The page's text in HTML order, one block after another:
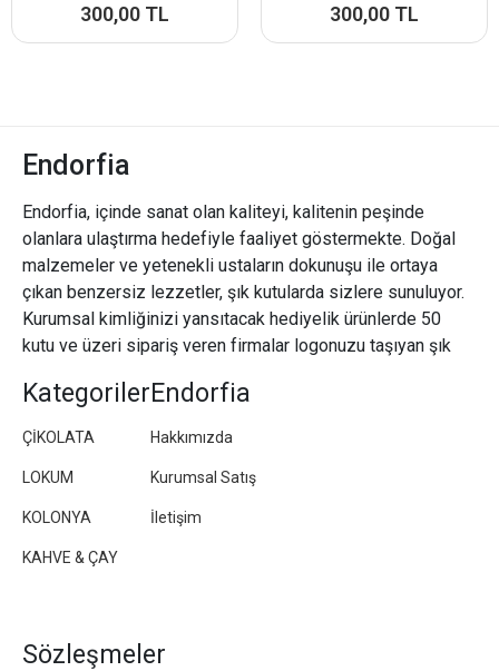
300,00 TL 300,00 TL
Endorfia
Endorfia, içinde sanat olan kaliteyi, kalitenin peşinde
olanlara ulaştırma hedefiyle faaliyet göstermekte. Doğal
malzemeler ve yetenekli ustaların dokunuşu ile ortaya
çıkan benzersiz lezzetler, şık kutularda sizlere sunuluyor.
Kurumsal kimliğinizi yansıtacak hediyelik ürünlerde 50
kutu ve üzeri sipariş veren firmalar logonuzu taşıyan şık
Kategoriler
ÇİKOLATA
LOKUM
KOLONYA
KAHVE & ÇAY
Endorfia
Hakkımızda
Kurumsal Satış
İletişim
Sözleşmeler